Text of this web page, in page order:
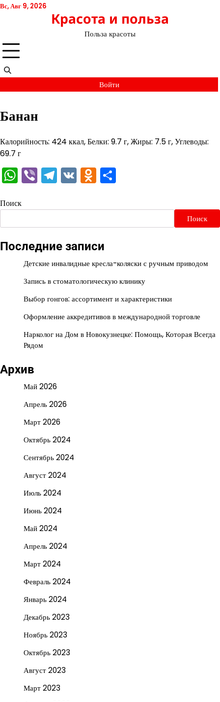
Перейти
Вс, Авг 9, 2026
Красота и польза
Польза красоты
Войти
Банан
Калорийность: 424 ккал, Белки: 9.7 г, Жиры: 7.5 г, Углеводы:
69.7 г
WhatsApp
ViberTelegram
VKOdnoklassniki
Поиск
Поиск
Последние записи
Детские инвалидные кресла-коляски с ручным приводом
Запись в стоматологическую клинику
Выбор гонгов: ассортимент и характеристики
Оформление аккредитивов в международной торговле
Нарколог на Дом в Новокузнецке: Помощь, Которая Всегда
Рядом
Архив
Май 2026
Апрель 2026
Март 2026
Октябрь 2024
Сентябрь 2024
Август 2024
Июль 2024
Июнь 2024
Май 2024
Апрель 2024
Март 2024
Февраль 2024
Январь 2024
Декабрь 2023
Ноябрь 2023
Октябрь 2023
Август 2023
Март 2023